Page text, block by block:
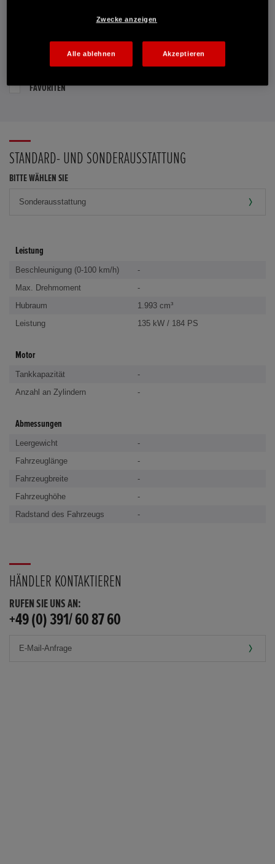
PROBEFAHRT VEREINBAREN
FAVORITEN
STANDARD- UND SONDERAUSSTATTUNG
BITTE WÄHLEN SIE
Leistung
Beschleunigung (0-100 km/h)
-
Max. Drehmoment
-
Hubraum
1.993 cm³
Leistung
135 kW / 184 PS
Motor
Tankkapazität
-
Anzahl an Zylindern
-
Abmessungen
Leergewicht
-
Fahrzeuglänge
-
Fahrzeugbreite
-
Fahrzeughöhe
-
Radstand des Fahrzeugs
-
HÄNDLER KONTAKTIEREN
RUFEN SIE UNS AN:
+49 (0) 391/ 60 87 60
Zwecke anzeigen
Alle ablehnen Akzeptieren